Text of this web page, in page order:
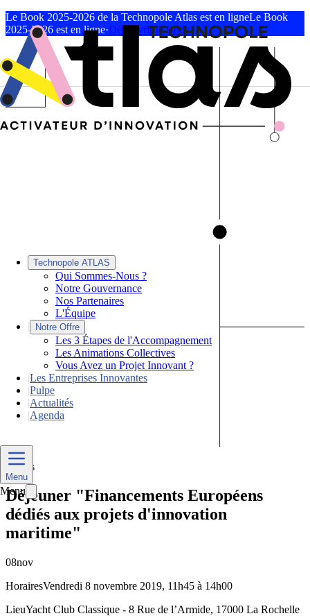
Le Book 2025-2026 de la Technopole Atlas est en ligneLe Book
2025-2026 est en ligne·Découvrir le Book
Technopole ATLAS
Qui Sommes-Nous ?
Notre Gouvernance
Nos Partenaires
L'Équipe
|
Notre Offre
Les 3 Étapes de l'Accompagnement
Les Animations Collectives
Vous Avez un Projet Innovant ?
|Les Entreprises Innovantes
|Pulpe
|Actualités
|Agenda
Menu
Menu
Divers
Déjeuner "Financements Européens
dédiés aux projets d'innovation
maritime"
08nov
HorairesVendredi 8 novembre 2019, 11h45 à 14h00
LieuYacht Club Classique - 8 Rue de l’Armide, 17000 La Rochelle